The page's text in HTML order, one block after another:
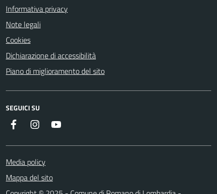
Informativa privacy
Note legali
Cookies
Dichiarazione di accessibilità
Piano di miglioramento del sito
SEGUICI SU
Facebook Instagram
Media policy
Mappa del sito